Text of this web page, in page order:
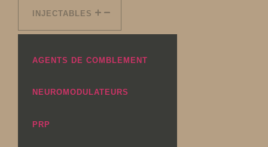
INJECTABLES
AGENTS DE COMBLEMENT
NEUROMODULATEURS
PRP